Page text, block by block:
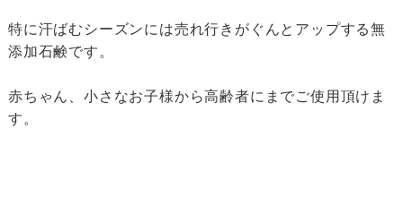
特に汗ばむシーズンには売れ行きがぐんとアップする無
添加石鹸です。
赤ちゃん、小さなお子様から高齢者にまでご使用頂けま
す。